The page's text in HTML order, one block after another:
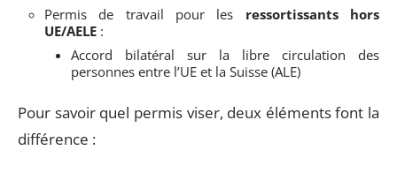
Permis de travail pour les ressortissants hors
UE/AELE :
Accord bilatéral sur la libre circulation des
personnes entre l’UE et la Suisse (ALE)
Pour savoir quel permis viser, deux éléments font la
différence :